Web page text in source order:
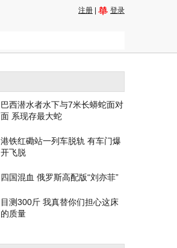
注册 登录
巴西潜水者水下与7米长蟒蛇面对
面 系现存最大蛇
港铁红磡站一列车脱轨 有车门爆
开飞脱
四国混血 俄罗斯高配版“刘亦菲”
目测300斤 我真替你们担心这床
的质量